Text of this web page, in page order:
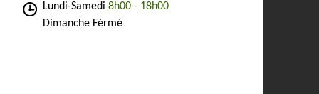
Lundi-Samedi 8h00 - 18h00
Dimanche Férmé